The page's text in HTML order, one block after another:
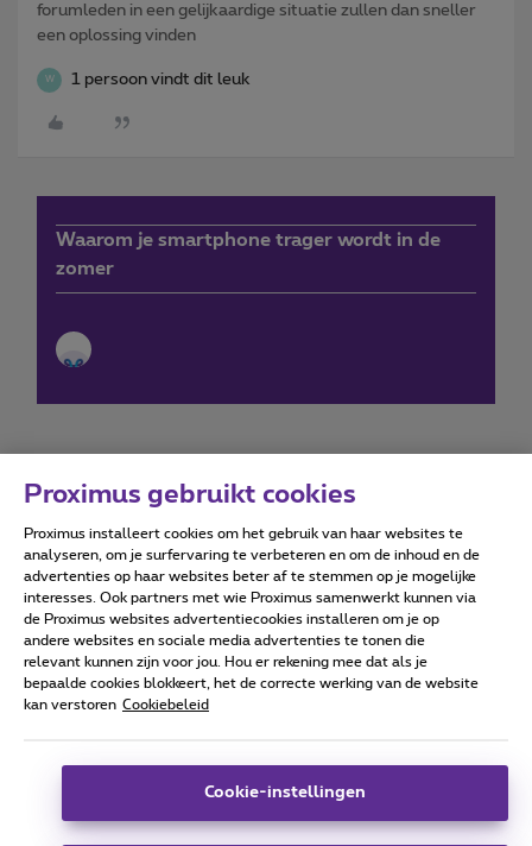
forumleden in een gelijkaardige situatie zullen dan sneller
een oplossing vinden
W 1 persoon vindt dit leuk
Waarom je smartphone trager wordt in de
zomer
Forumvoorwaarden Accessibility statement
Alle rechten voorbehouden. © Proximus
Algemene voorwaarden, consumenteninfo
Deze website is gecreëerd en wordt beheerd conform het
Koning Albert II-laan 27 - B-1030 Brussel.
Proximus gebruikt cookies
Proximus installeert cookies om het gebruik van haar websites te
analyseren, om je surfervaring te verbeteren en om de inhoud en de
advertenties op haar websites beter af te stemmen op je mogelijke
interesses. Ook partners met wie Proximus samenwerkt kunnen via
de Proximus websites advertentiecookies installeren om je op
andere websites en sociale media advertenties te tonen die
relevant kunnen zijn voor jou. Hou er rekening mee dat als je
bepaalde cookies blokkeert, het de correcte werking van de website
kan verstoren Cookiebeleid
Cookie-instellingen